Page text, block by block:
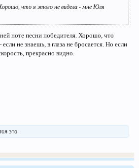
что я этого не видела - мне Юля
ноте песни победителя. Хорошо, что
не знаешь, в глаза не бросается. Но если
прекрасно видно.
это.